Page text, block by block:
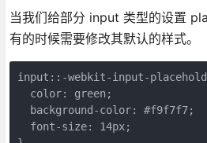
当我们给部分 input 类型的设置
有的时候需要修改其默认的样式。
input::-webkit-input-
  color: green;
  background-color: #f9f7f7;
  font-size: 14px;